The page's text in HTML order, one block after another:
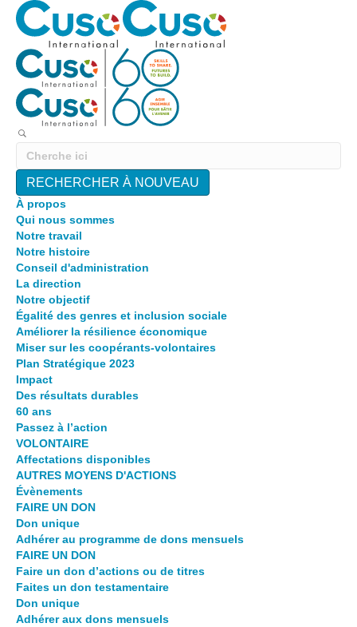
RECHERCHER À NOUVEAU
À propos
Qui nous sommes
Notre travail
Notre histoire
Conseil d'administration
La direction
Notre objectif
Égalité des genres et inclusion sociale
Améliorer la résilience économique
Miser sur les coopérants-volontaires
Plan Stratégique 2023
Impact
Des résultats durables
60 ans
Passez à l’action
VOLONTAIRE
Affectations disponibles
AUTRES MOYENS D'ACTIONS
Évènements
FAIRE UN DON
Don unique
Adhérer au programme de dons mensuels
FAIRE UN DON
Faire un don d’actions ou de titres
Faites un don testamentaire
Don unique
Adhérer aux dons mensuels